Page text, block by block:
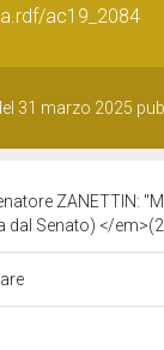
ac19_2084
31 marzo 2025
ZANETTIN:
dal Senato) </